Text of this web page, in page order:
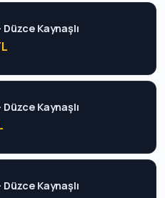
Düzce Kaynaşlı
Düzce Kaynaşlı
Düzce Kaynaşlı